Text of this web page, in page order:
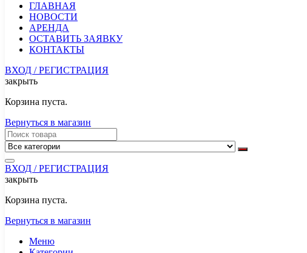
ГЛАВНАЯ
НОВОСТИ
АРЕНДА
ОСТАВИТЬ ЗАЯВКУ
КОНТАКТЫ
ВХОД / РЕГИСТРАЦИЯ
закрыть
Корзина пуста.
Вернуться в магазин
ВХОД / РЕГИСТРАЦИЯ
закрыть
Корзина пуста.
Вернуться в магазин
Меню